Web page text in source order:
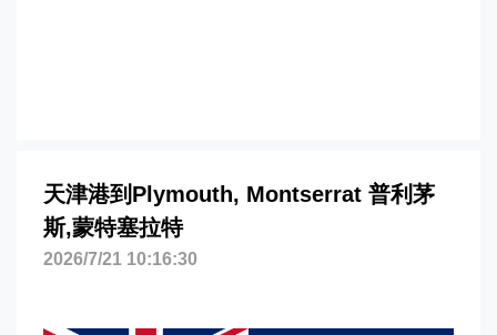
天津港到Plymouth, Montserrat 普利茅
斯,蒙特塞拉特
2026/7/21 10:16:30